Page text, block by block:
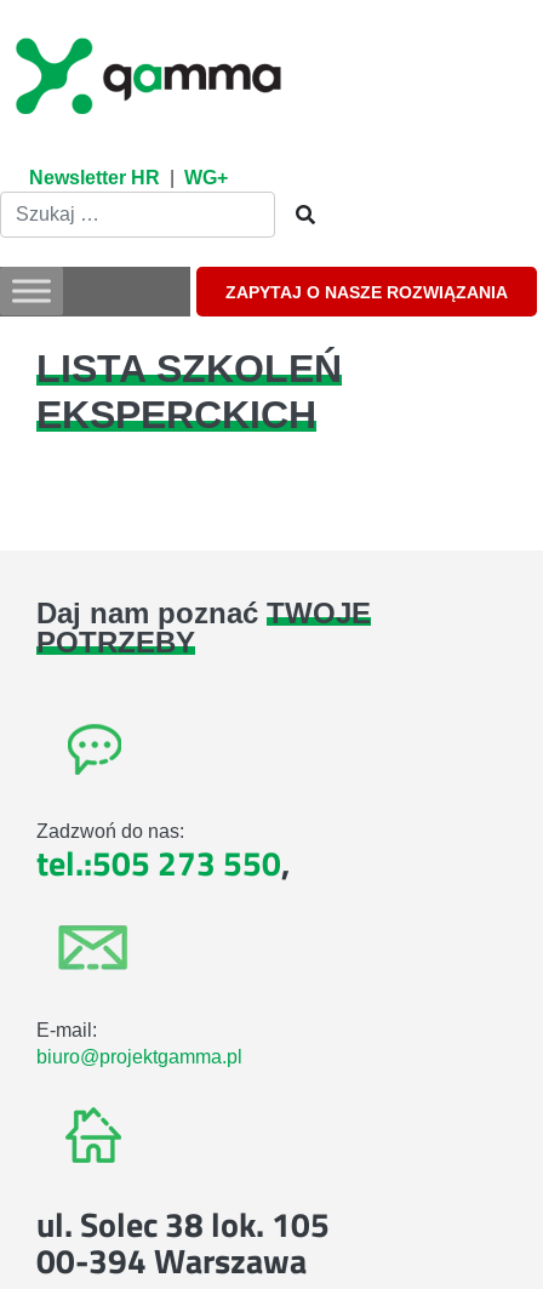
content
Newsletter HR WG+
ZAPYTAJ O NASZE ROZWIĄZANIA
LISTA SZKOLEŃ
EKSPERCKICH
Daj nam poznać TWOJE
POTRZEBY
Zadzwoń do nas:
tel.:505 273 550,
E-mail:
biuro@projektgamma.pl
ul. Solec 38 lok. 105
00-394 Warszawa